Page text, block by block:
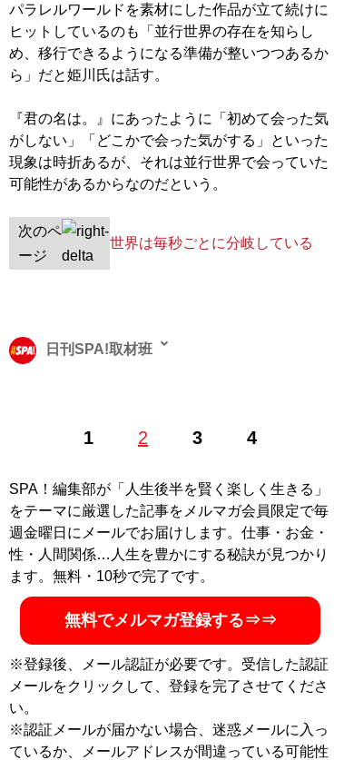
パラレルワールドを素材にした作品が立て続けに
ヒットしているのも「並行世界の存在を知らし
め、移行できるようになる準備が整いつつあるか
ら」だと姫川氏は話す。
『君の名は。』にあったように「初めて会った気
がしない」「どこかで会った気がする」といった
現象は時折あるが、それは並行世界で会っていた
可能性があるからなのだという。
次のペ
ージ
世界は毎秒ごとに分岐している
1 2 3 4
日刊SPA!取材班
SPA！編集部が「人生後半を賢く楽しく生きる」
をテーマに厳選した記事をメルマガ会員限定で毎
週金曜日にメールでお届けします。仕事・お金・
性・人間関係…人生を豊かにする秘訣が見つかり
ます。無料・10秒で完了です。
無料でメルマガ登録する⇒⇒
※登録後、メール認証が必要です。受信した認証
メールをクリックして、登録を完了させてくださ
い。
※認証メールが届かない場合、迷惑メールに入っ
ているか、メールアドレスが間違っている可能性